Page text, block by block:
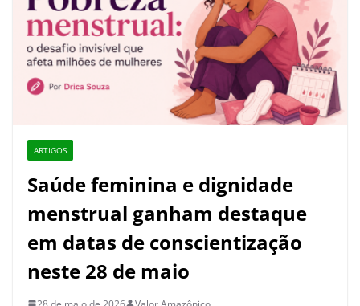
ARTIGOS
Saúde feminina e dignidade
menstrual ganham destaque
em datas de conscientização
neste 28 de maio